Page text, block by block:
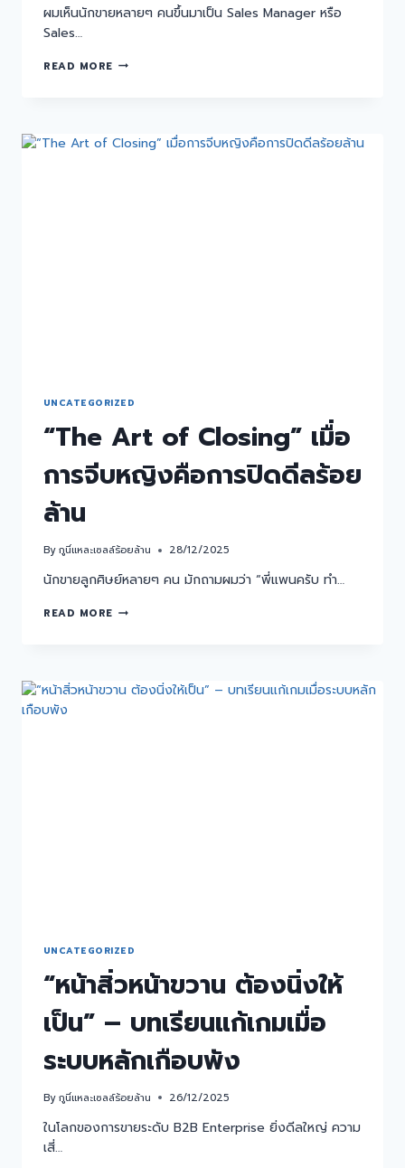
ผมเห็นนักขายหลายๆ คนขึ้นมาเป็น Sales Manager หรือ
Sales…
READ MORE
UNCATEGORIZED
“The Art of Closing” เมื่อ
การจีบหญิงคือการปิดดีลร้อย
ล้าน
Byกูนี่แหละเซลล์ร้อยล้าน 28/12/2025
นักขายลูกศิษย์หลายๆ คน มักถามผมว่า “พี่แพนครับ ทำ…
READ MORE
UNCATEGORIZED
“หน้าสิ่วหน้าขวาน ต้องนิ่งให้
เป็น” – บทเรียนแก้เกมเมื่อ
ระบบหลักเกือบพัง
Byกูนี่แหละเซลล์ร้อยล้าน 26/12/2025
ในโลกของการขายระดับ B2B Enterprise ยิ่งดีลใหญ่ ความ
เสี่…